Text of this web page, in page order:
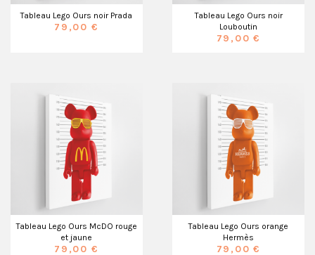
Tableau Lego Ours noir Prada
79,00 €
Tableau Lego Ours noir
Louboutin
79,00 €
Tableau Lego Ours McDO rouge
et jaune
79,00 €
Tableau Lego Ours orange
Hermès
79,00 €